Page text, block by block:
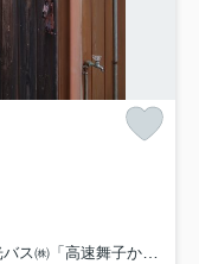
ら吹上まで」 停歩3分車75分